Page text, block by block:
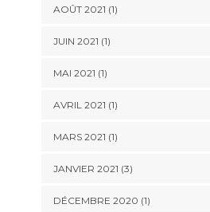
AOÛT 2021 (1)
JUIN 2021 (1)
MAI 2021 (1)
AVRIL 2021 (1)
MARS 2021 (1)
JANVIER 2021 (3)
DÉCEMBRE 2020 (1)